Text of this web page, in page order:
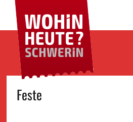
WOHIN HEUTE?
SCHWERIN
Das Veranstaltungsportal
für Schwerin
Primary
menu
Feste